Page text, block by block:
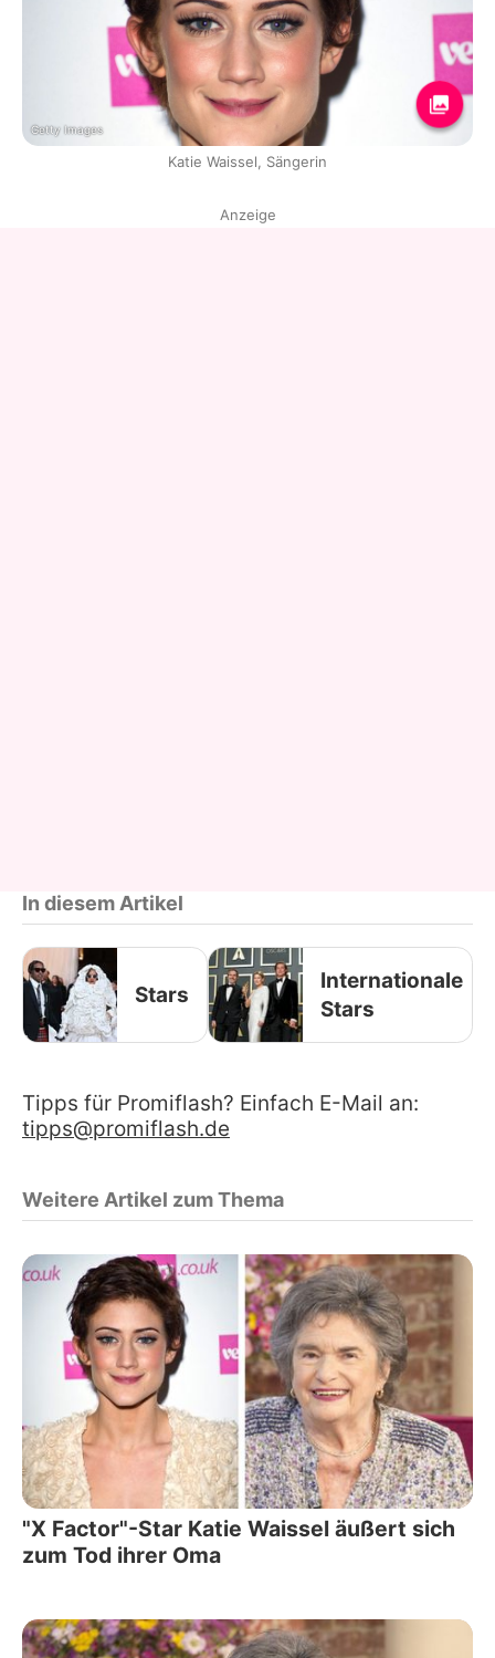
Getty Images
Katie Waissel, Sängerin
Anzeige
In diesem Artikel
Stars
Internationale
Stars
Tipps für Promiflash? Einfach E-Mail an:
tipps@promiflash.de
Weitere Artikel zum Thema
"X Factor"-Star Katie Waissel äußert sich
zum Tod ihrer Oma